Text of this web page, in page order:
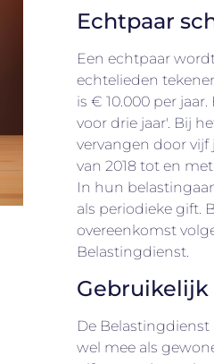
Echtpaar
Een echtpaar
echtelieden
is € 10.000 per
voor drie jaar'. Bij
vervangen door vijf
van 2018 tot en
In hun
als periodieke gift.
overeenkomst
Belastingdienst.
De
wel mee als